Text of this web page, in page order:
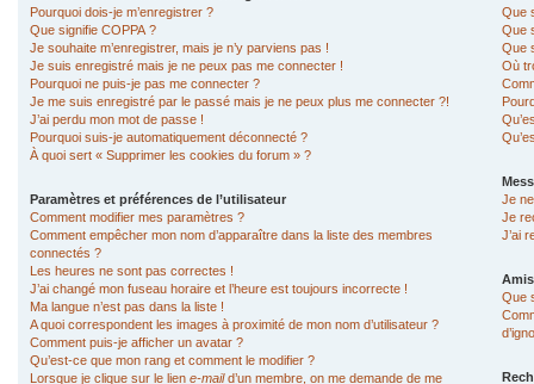
Pourquoi dois-je m’enregistrer ?
Que signifie COPPA ?
Je souhaite m’enregistrer, mais je n’y parviens pas !
Je suis enregistré mais je ne peux pas me connecter !
Pourquoi ne puis-je pas me connecter ?
Je me suis enregistré par le passé mais je ne peux plus me connecter ?!
J’ai perdu mon mot de passe !
Pourquoi suis-je automatiquement déconnecté ?
À quoi sert « Supprimer les cookies du forum » ?
Paramètres et préférences de l’utilisateur
Comment modifier mes paramètres ?
Comment empêcher mon nom d’apparaître dans la liste des membres
connectés ?
Les heures ne sont pas correctes !
J’ai changé mon fuseau horaire et l’heure est toujours incorrecte !
Ma langue n’est pas dans la liste !
A quoi correspondent les images à proximité de mon nom d’utilisateur ?
Comment puis-je afficher un avatar ?
Qu’est-ce que mon rang et comment le modifier ?
Lorsque je clique sur le lien e-maild’un membre, on me demande de me
Que
Que
Que
Où
Je
Je
J’ai
Que